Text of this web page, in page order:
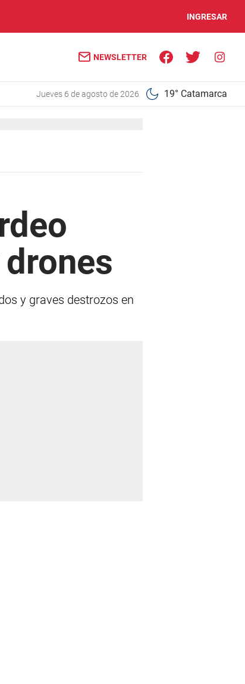
INGRESAR
NEWSLETTER
jueves 6 de agosto de 2026 19° Catamarca
y graves destrozos en